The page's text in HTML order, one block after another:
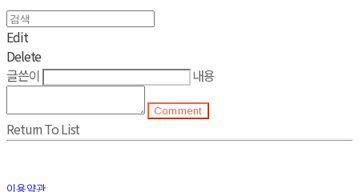
Edit
Delete
글쓴이
내용
Comment
Return To List
이용약관